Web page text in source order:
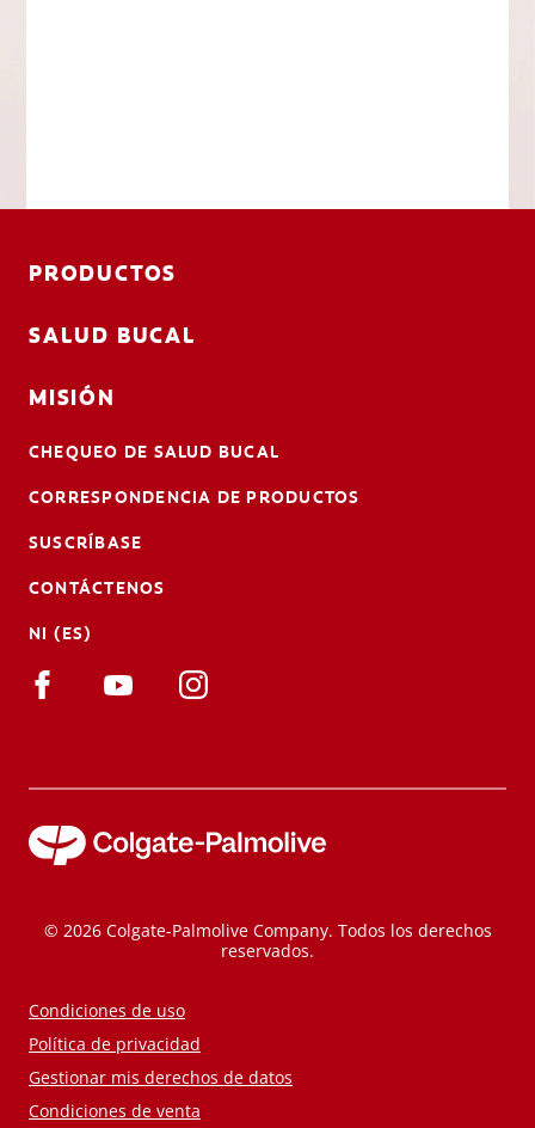
PRODUCTOS
SALUD BUCAL
MISIÓN
CHEQUEO DE SALUD BUCAL
CORRESPONDENCIA DE PRODUCTOS
SUSCRÍBASE
CONTÁCTENOS
NI (ES)
© 2026 Colgate-Palmolive Company. Todos los derechos
reservados.
Condiciones de uso
Política de privacidad
Gestionar mis derechos de datos
Condiciones de venta